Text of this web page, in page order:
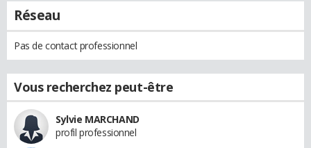
Réseau
Pas de contact professionnel
Vous recherchez peut-être
Sylvie MARCHAND
profil professionnel